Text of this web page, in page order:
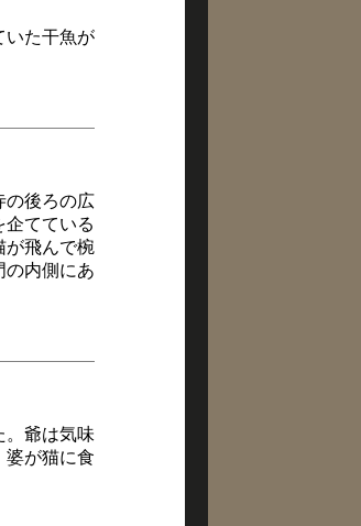
いた干魚が
の後ろの広
てている
が飛んで椀
の内側にあ
。爺は気味
婆が猫に食